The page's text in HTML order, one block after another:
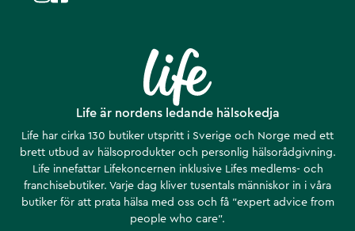
Life är nordens ledande hälsokedja
Life har cirka 130 butiker utspritt i Sverige och Norge med ett
brett utbud av hälsoprodukter och personlig hälsorådgivning.
Life innefattar Lifekoncernen inklusive Lifes medlems- och
franchisebutiker. Varje dag kliver tusentals människor in i våra
butiker för att prata hälsa med oss och få ”expert advice from
people who care”.